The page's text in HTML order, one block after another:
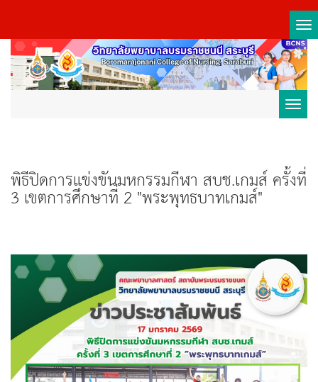
พิธีปิดการแข่งขันมหกรรมกีฬา สบช.เกมส์ ครั้งที่
3 เขตการศึกษาที่ 2 "พระพุทธบาทเกมส์"